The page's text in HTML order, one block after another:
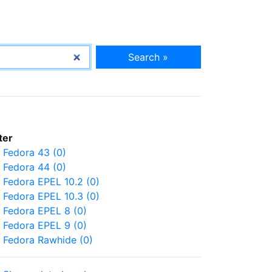
Search »
Fedora 43 (0)
Fedora 44 (0)
Fedora EPEL 10.2 (0)
Fedora EPEL 10.3 (0)
Fedora EPEL 8 (0)
Fedora EPEL 9 (0)
Fedora Rawhide (0)